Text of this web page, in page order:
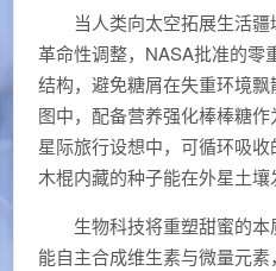
当人类向太空拓展生活
革命性调整，NASA批准的零
结构，避免糖屑在失重环境
图中，配备营养强化棒棒糖
星际旅行设想中，可循环吸
木棍内藏的种子能在外星土壤
生物科技将重塑甜蜜的
能自主合成维生素与微量元